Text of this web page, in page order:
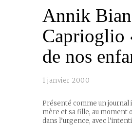
Annik
Caprioglio
de nos
1 janvier 2000
Présenté comme un journal
mère et sa fille, au moment
dans l’urgence, avec